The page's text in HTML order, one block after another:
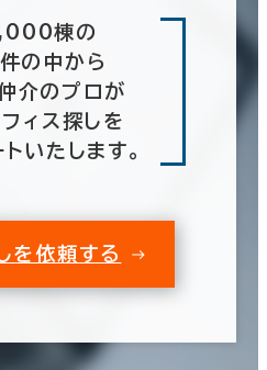
棟の
の中から
介のプロが
ィス探しを
いたします。
を依頼する
(1,081)
検索する
年以内 30年以内